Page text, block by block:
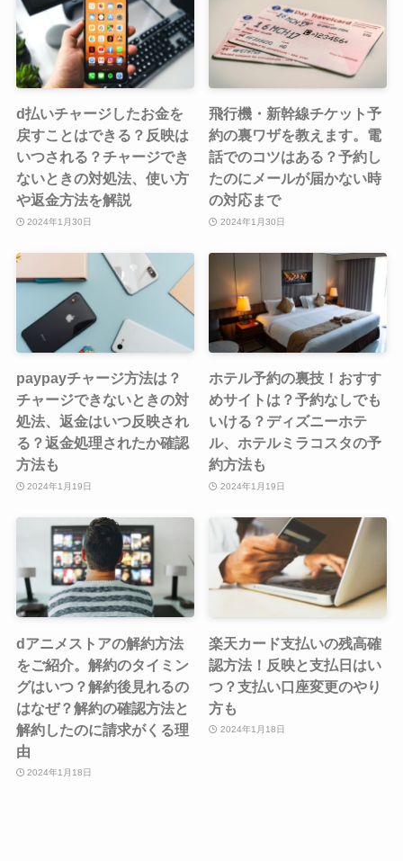
d払いチャージしたお金を
戻すことはできる？反映は
いつされる？チャージでき
ないときの対処法、使い方
や返金方法を解説
2024年1月30日
飛行機・新幹線チケット予
約の裏ワザを教えます。電
話でのコツはある？予約し
たのにメールが届かない時
の対応まで
2024年1月30日
paypayチャージ方法は？
チャージできないときの対
処法、返金はいつ反映され
る？返金処理されたか確認
方法も
2024年1月19日
ホテル予約の裏技！おすす
めサイトは？予約なしでも
いける？ディズニーホテ
ル、ホテルミラコスタの予
約方法も
2024年1月19日
dアニメストアの解約方法
をご紹介。解約のタイミン
グはいつ？解約後見れるの
はなぜ？解約の確認方法と
解約したのに請求がくる理
由
2024年1月18日
楽天カード支払いの残高確
認方法！反映と支払日はい
つ？支払い口座変更のやり
方も
2024年1月18日